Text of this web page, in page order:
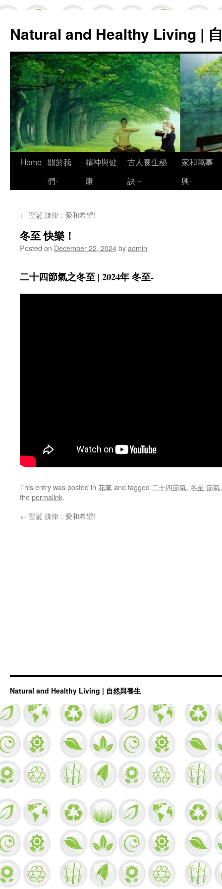
Natural and Healthy Living |
Skip
Home 關於我
們-
精神與健
康
古人養生秘
訣 –
家和萬事
興-
← 聖誕 旋律：愛和希望!
冬至 快樂！
Posted on December 22, 2024byadmin
二十四節氣之冬至 | 2024年 冬至-
This entry was posted in 花草and tagged 二十四節氣, 冬至 節氣
thepermalink.
← 聖誕 旋律：愛和希望!
Natural and Healthy Living | 自然與養生